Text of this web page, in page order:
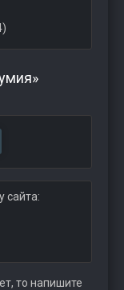
сайта:
то напишите